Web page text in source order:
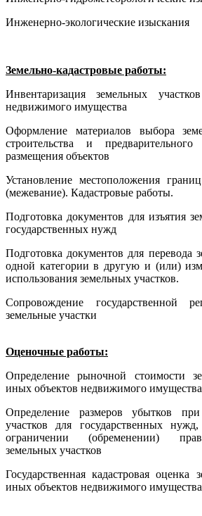
Инженерно-экологические изыскания
Земельно-кадастровые работы:
Инвентаризация земельных
недвижимого имущества
Оформление материалов выбора
строительства и предварительного
размещения объектов
Установление местоположения
(межевание). Кадастровые работы.
Подготовка документов для изъятия
государственных нужд
Подготовка документов для перевода
одной категории в другую и (или)
использования земельных участков.
Сопровождение государственной
земельные участки
Оценочные работы:
Определение рыночной стоимости
иных объектов недвижимого имущества
Определение размеров убытков
участков для государственных
ограничении (обременении) прав
земельных участков
Государственная кадастровая оценка
иных объектов недвижимого имущества